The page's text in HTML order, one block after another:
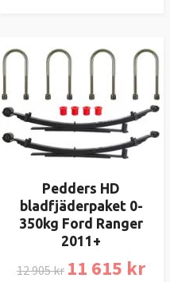
Pedders HD
bladfjäderpaket 0-
350kg Ford Ranger
2011+
12 905 kr 11 615 kr